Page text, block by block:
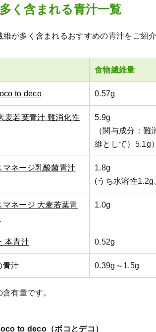
く含まれる青汁一覧
が多く含まれるおすすめの青汁をご紹介
食物繊維量
to deco 0.57g
麦若葉青汁 難消化性
5.9g
（関与成分：
維として）5.1g）
マネージ乳酸菌青汁
1.8g
(うち水溶性
マネージ 大麦若葉青
1.0g
本青汁 0.52g
青汁 0.39g～1.5g
有量です。
to deco（ボコとデコ）